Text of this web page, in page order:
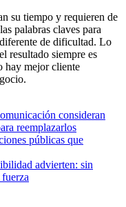
su tiempo y requieren de
palabras claves para
de dificultad. Lo
resultado siempre es
hay mejor cliente
consideran
reemplazarlos
públicas que
advierten: sin